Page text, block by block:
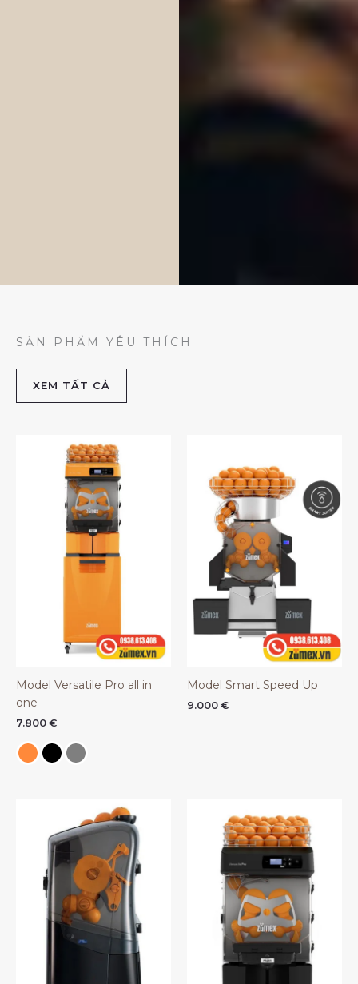
SẢN PHẨM YÊU THÍCH
XEM TẤT CẢ
Model Versatile Pro all in
one
7.800 €
Model Smart Speed Up
9.000 €